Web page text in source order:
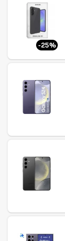
-25%